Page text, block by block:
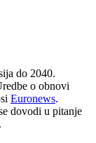
do 2040.
o obnovi
Euronews.
dovodi u pitanje